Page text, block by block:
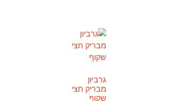
גרביון
מבריק חצי
שקוף